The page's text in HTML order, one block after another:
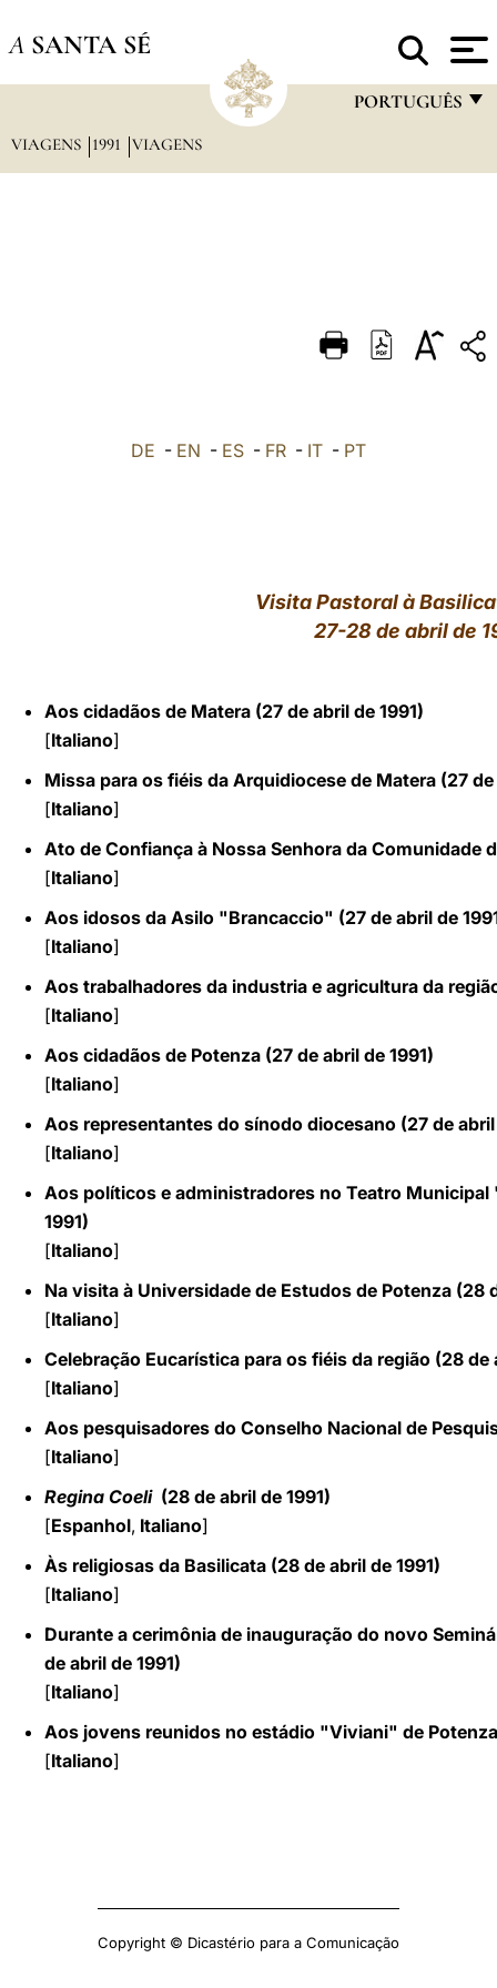
A SANTA SÉ
PORTUGUÊS
DEUTSCH
العربيّة
VIAGENS 1991 VIAGENS
DE - EN - ES - FR - IT - PT
Visita Pastoral à
27-28 de abril de
Aos cidadãos de Matera (27 de abril de 1991)
[Italiano]
Missa para os fiéis da Arquidiocese de Matera (27 de
[Italiano]
Ato de Confiança à Nossa Senhora da Comunidade
[Italiano]
Aos idosos da Asilo "Brancaccio" (27 de abril de
[Italiano]
Aos trabalhadores da industria e agricultura da
[Italiano]
Aos cidadãos de Potenza (27 de abril de 1991)
[Italiano]
Aos representantes do sínodo diocesano (27 de abril
[Italiano]
Aos políticos e administradores no Teatro Municipal
1991)
[Italiano]
Na visita à Universidade de Estudos de Potenza (28
[Italiano]
Celebração Eucarística para os fiéis da região (28 de
[Italiano]
Aos pesquisadores do Conselho Nacional de
[Italiano]
Regina Coeli(28 de abril de 1991)
[Espanhol, Italiano]
Às religiosas da Basilicata (28 de abril de 1991)
[Italiano]
Durante a cerimônia de inauguração do novo
de abril de 1991)
[Italiano]
Aos jovens reunidos no estádio "Viviani" de
[Italiano]
Copyright © Dicastério para a Comunicação